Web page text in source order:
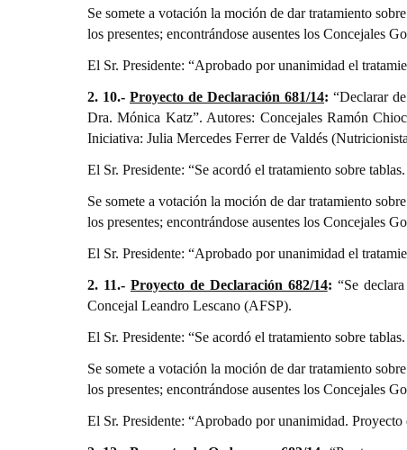
Se somete a votación la moción de dar tratamiento
los presentes; encontrándose ausentes los Concejales
El Sr. Presidente: “Aprobado por unanimidad el
2. 10.- Proyecto de Declaración 681/14: “Declarar
Dra. Mónica Katz”. Autores: Concejales Ramón
Iniciativa: Julia Mercedes Ferrer de Valdés
El Sr. Presidente: “Se acordó el tratamiento sobre
Se somete a votación la moción de dar tratamiento
los presentes; encontrándose ausentes los Concejales
El Sr. Presidente: “Aprobado por unanimidad el
2. 11.- Proyecto de Declaración 682/14: “Se
Concejal Leandro Lescano (AFSP).
El Sr. Presidente: “Se acordó el tratamiento sobre
Se somete a votación la moción de dar tratamiento
los presentes; encontrándose ausentes los Concejales
El Sr. Presidente: “Aprobado por unanimidad. Proyecto